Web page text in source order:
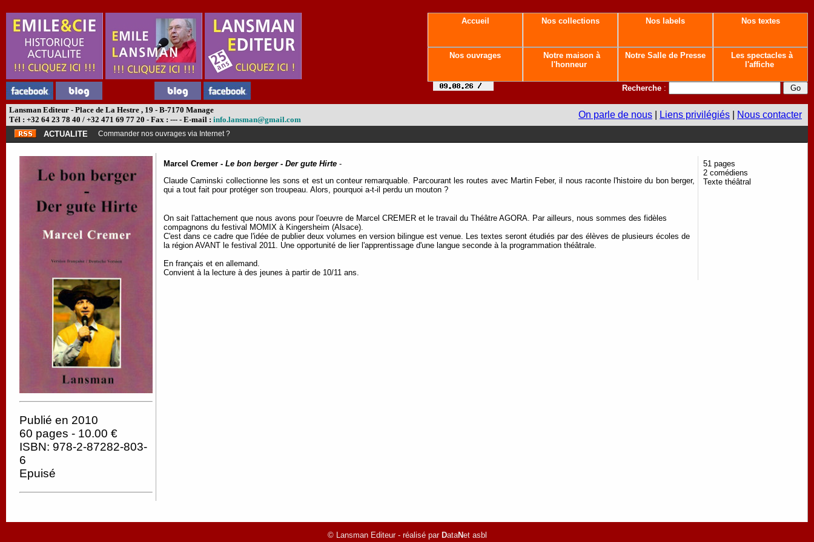
Accueil Nos collections Nos labels Nos textes
Nos ouvrages
Notre maison à
l'honneur
Notre Salle de Presse
Les spectacles à
l'affiche
Recherche :
Lansman Editeur - Place de La Hestre , 19 - B-7170 Manage
Tél : +32 64 23 78 40 / +32 471 69 77 20 - Fax : --- - E-mail : info.lansman@gmail.com On parle de nous Liens privilégiés Nous contacter
ACTUALITE Commander nos ouvrages via Internet ?
Publié en 2010
60 pages - 10.00 €
ISBN: 978-2-87282-803-
6
Epuisé
Marcel Cremer - Le bon berger - Der gute Hirte -
Claude Caminski collectionne les sons et est un conteur remarquable. Parcourant les routes avec Martin Feber, il nous raconte l'histoire du bon berger,
qui a tout fait pour protéger son troupeau. Alors, pourquoi a-t-il perdu un mouton ?
On sait l'attachement que nous avons pour l'oeuvre de Marcel CREMER et le travail du Théâtre AGORA. Par ailleurs, nous sommes des fidèles
compagnons du festival MOMIX à Kingersheim (Alsace).
C'est dans ce cadre que l'idée de publier deux volumes en version bilingue est venue. Les textes seront étudiés par des élèves de plusieurs écoles de
la région AVANT le festival 2011. Une opportunité de lier l'apprentissage d'une langue seconde à la programmation théâtrale.
En français et en allemand.
Convient à la lecture à des jeunes à partir de 10/11 ans.
51 pages
2 comédiens
Texte théâtral
© Lansman Editeur - réalisé par DataNet asbl